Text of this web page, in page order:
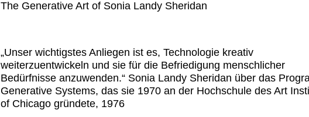
The Generative Art of Sonia Landy Sheridan
„Unser wichtigstes Anliegen ist es, Technologie kreativ
weiterzuentwickeln und sie für die Befriedigung menschlicher
Bedürfnisse anzuwenden.“ Sonia Landy Sheridan über das
Generative Systems, das sie 1970 an der Hochschule des Art
of Chicago gründete, 1976